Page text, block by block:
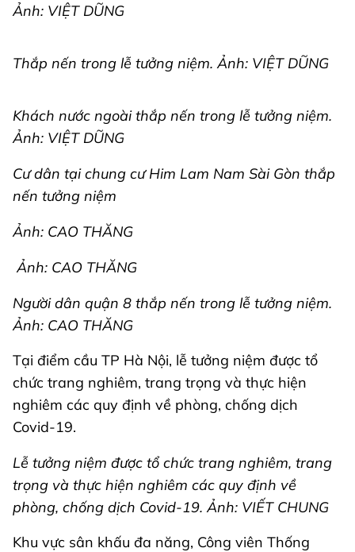
Ảnh: VIỆT DŨNG
Thắp nến trong lễ tưởng niệm. Ảnh: VIỆT DŨNG
Khách nước ngoài thắp nến trong lễ tưởng niệm.
Ảnh: VIỆT DŨNG
Cư dân tại chung cư Him Lam Nam Sài Gòn thắp
nến tưởng niệm
Ảnh: CAO THĂNG
Ảnh: CAO THĂNG
Người dân quận 8 thắp nến trong lễ tưởng niệm.
Ảnh: CAO THĂNG
Tại điểm cầu TP Hà Nội, lễ tưởng niệm được tổ
chức trang nghiêm, trang trọng và thực hiện
nghiêm các quy định về phòng, chống dịch
Covid-19.
Lễ tưởng niệm được tổ chức trang nghiêm, trang
trọng và thực hiện nghiêm các quy định về
phòng, chống dịch Covid-19. Ảnh: VIẾT CHUNG
Khu vực sân khấu đa năng, Công viên Thống